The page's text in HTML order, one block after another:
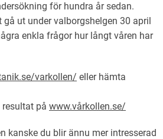
för hundra år sedan.
ut under valborgshelgen 30 april
enkla frågor hur långt våren har
varkollen/ eller hämta
på www.vårkollen.se/
kanske du blir ännu mer intresserad